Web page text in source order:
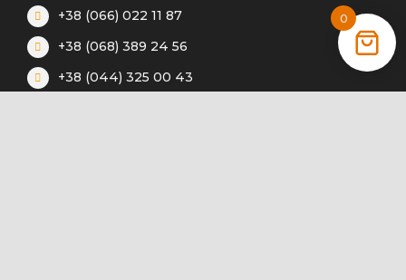
+38 (066) 022 11 87
+38 (068) 389 24 56
+38 (044) 325 00 43
0